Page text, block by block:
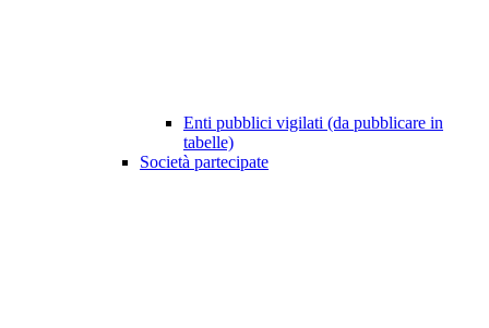
Enti pubblici vigilati (da pubblicare in
tabelle)
Società partecipate